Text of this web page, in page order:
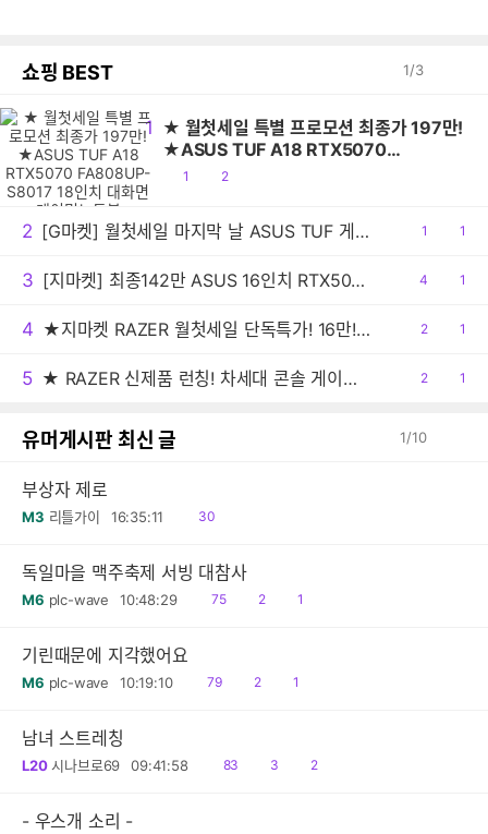
쇼핑 BEST 1/3
1 ★ 월첫세일 특별 프로모션 최종가 197만!
★ASUS TUF A18 RTX5070
FA808UP-S8017 18인치 대화면 게이밍
공1
댓
2
2 [G마켓] 월첫세일 마지막 날 ASUS TUF 게이밍노트북 A16 FA608UHI-TU148 최종 139만원대!
공1
댓1
3 [지마켓] 최종142만 ASUS 16인치 RTX5050 고사양 게이밍 노트북
공
4
댓1
4 ★지마켓 RAZER 월첫세일 단독특가! 16만! 레이저 Basilisk V3 Pro + 마우스 독 프로
공
2
댓1
5 ★ RAZER 신제품 런칭! 차세대 콘솔 게이밍 이어버드 '해머헤드 V3 X 하이퍼스피드' PS5 및 XBOX 에디션 출시!
공
2
댓1
유머게시판 최신 글 1/10
부상자 제로
M3 리틀가이 16:35:11
읽
30
독일마을 맥주축제 서빙 대참사
M6 plc-wave 10:48:29
읽
75
공
2
댓1
기린때문에 지각했어요
M6 plc-wave 10:19:10
읽
79
공
2
댓1
남녀 스트레칭
L20 시나브로69 09:41:58
읽
83
공
3
댓
2
- 우스개 소리 -